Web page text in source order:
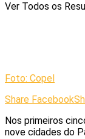
Ver Todos os
Foto: Copel
Share Facebook
Nos primeiros
nove cidades do